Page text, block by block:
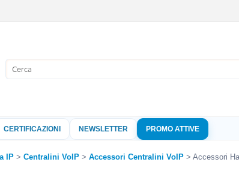
nome utente e la
clicca sul pulsante
Nome utente:
CERTIFICAZIONI NEWSLETTER PROMO ATTIVE
IP Centralini VoIP Accessori Centralini VoIP Accessori